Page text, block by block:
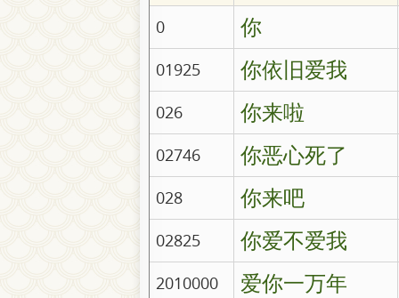
0
你
01925 你依旧爱我
026 你来啦
02746 你恶心死了
028 你来吧
02825 你爱不爱我
2010000 爱你一万年